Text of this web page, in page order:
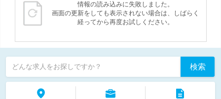
情報の読み込みに失敗しました。
画面の更新をしても表示されない場合は、しばらく
経ってから再度お試しください。
どんな求人をお探しですか？ 検索